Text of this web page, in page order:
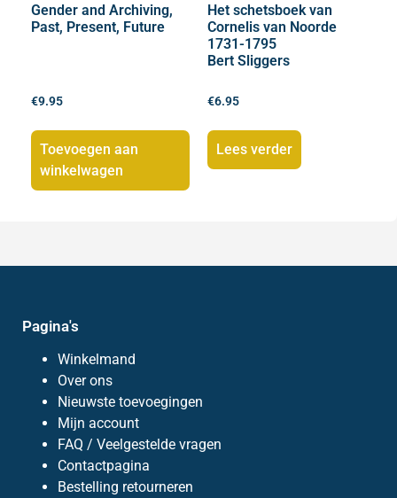
Gender and Archiving,
Past, Present, Future
€9.95
Toevoegen aan
winkelwagen
Het schetsboek van
Cornelis van Noorde
1731-1795
Bert Sliggers
€6.95
Lees verder
Pagina's
Winkelmand
Over ons
Nieuwste toevoegingen
Mijn account
FAQ / Veelgestelde vragen
Contactpagina
Bestelling retourneren